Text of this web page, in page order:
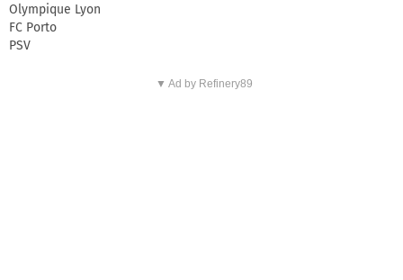
Olympique Lyon
FC Porto
PSV
▼ Ad by Refinery89